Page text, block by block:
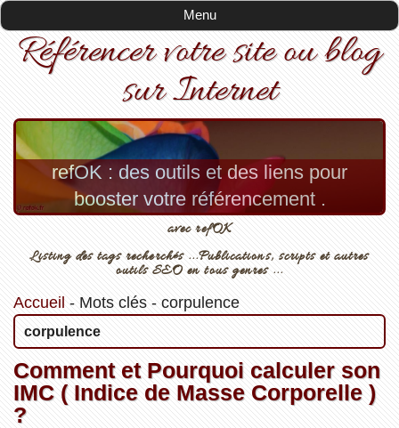
Menu
Référencer votre site ou blog
sur Internet
refOK : des outils et des liens pour
booster votre référencement .
avec refOK
Listing des tags recherchés ...Publications, scripts et autres
outils SEO en tous genres ...
Accueil - Mots clés- corpulence
corpulence
Comment et Pourquoi calculer son
IMC ( Indice de Masse Corporelle )
?